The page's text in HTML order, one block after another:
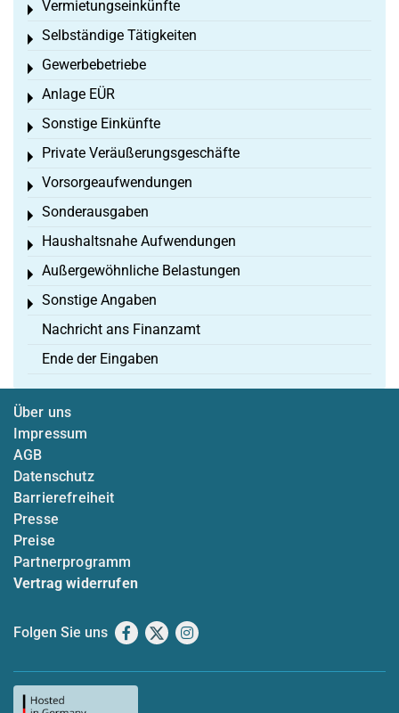
Vermietungseinkünfte
Toggle menu
Selbständige Tätigkeiten
Toggle menu
Gewerbebetriebe
Toggle menu
Anlage EÜR
Toggle menu
Sonstige Einkünfte
Toggle menu
Private Veräußerungsgeschäfte
Toggle menu
Vorsorgeaufwendungen
Toggle menu
Sonderausgaben
Toggle menu
Haushaltsnahe Aufwendungen
Toggle menu
Außergewöhnliche Belastungen
Toggle menu
Sonstige Angaben
Toggle menu
Nachricht ans Finanzamt
Ende der Eingaben
Über uns
Impressum
AGB
Datenschutz
Barrierefreiheit
Presse
Preise
Partnerprogramm
Vertrag widerrufen
Folgen Sie uns Facebook
X Instagram